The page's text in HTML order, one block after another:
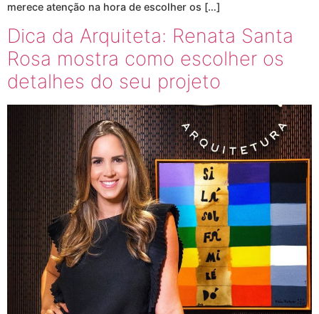
merece atenção na hora de escolher os […]
Dica da Arquiteta: Renata Santa
Rosa mostra como escolher os
detalhes do seu projeto